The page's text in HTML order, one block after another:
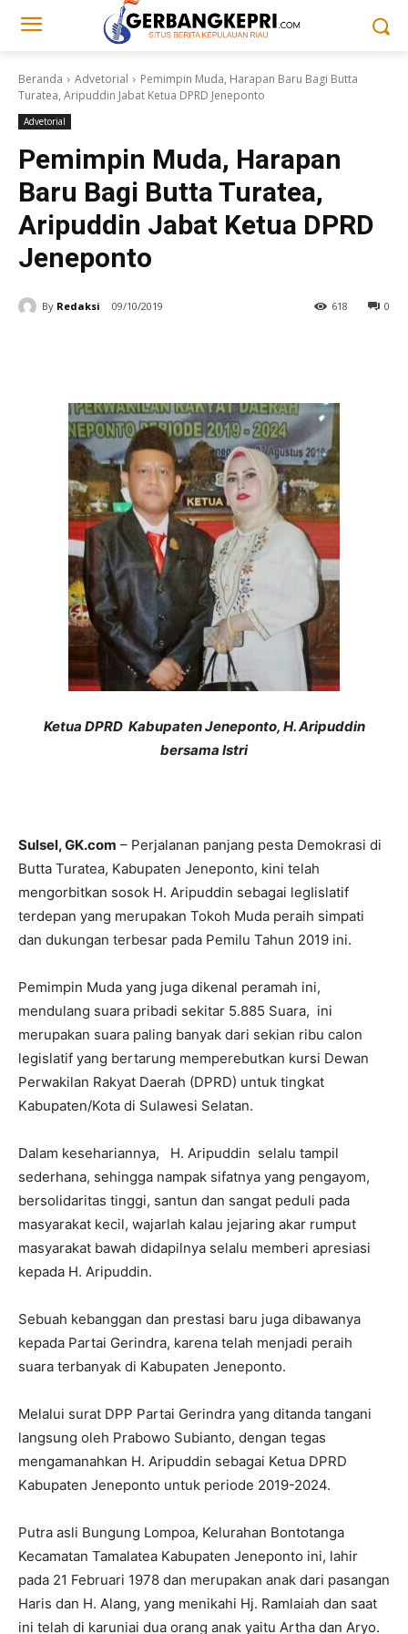
Beranda Advetorial
Pemimpin Muda, Harapan Baru Bagi Butta
Turatea, Aripuddin Jabat Ketua DPRD Jeneponto
Advetorial
Pemimpin Muda, Harapan
Baru Bagi Butta Turatea,
Aripuddin Jabat Ketua DPRD
Jeneponto
By Redaksi 09/10/2019 0
618
Ketua DPRD Kabupaten Jeneponto, H. Aripuddin
bersama Istri
Sulsel, GK.com – Perjalanan panjang pesta Demokrasi di
Butta Turatea, Kabupaten Jeneponto, kini telah
mengorbitkan sosok H. Aripuddin sebagai legIislatif
terdepan yang merupakan Tokoh Muda peraih simpati
dan dukungan terbesar pada Pemilu Tahun 2019 ini.
Pemimpin Muda yang juga dikenal peramah ini,
mendulang suara pribadi sekitar 5.885 Suara, ini
merupakan suara paling banyak dari sekian ribu calon
legislatif yang bertarung memperebutkan kursi Dewan
Perwakilan Rakyat Daerah (DPRD) untuk tingkat
Kabupaten/Kota di Sulawesi Selatan.
Dalam kesehariannya, H. Aripuddin selalu tampil
sederhana, sehingga nampak sifatnya yang pengayom,
bersolidaritas tinggi, santun dan sangat peduli pada
masyarakat kecil, wajarlah kalau jejaring akar rumput
masyarakat bawah didapilnya selalu memberi apresiasi
kepada H. Aripuddin.
Sebuah kebanggan dan prestasi baru juga dibawanya
kepada Partai Gerindra, karena telah menjadi peraih
suara terbanyak di Kabupaten Jeneponto.
Melalui surat DPP Partai Gerindra yang ditanda tangani
langsung oleh Prabowo Subianto, dengan tegas
mengamanahkan H. Aripuddin sebagai Ketua DPRD
Kabupaten Jeneponto untuk periode 2019-2024.
Putra asli Bungung Lompoa, Kelurahan Bontotanga
Kecamatan Tamalatea Kabupaten Jeneponto ini, lahir
pada 21 Februari 1978 dan merupakan anak dari pasangan
Haris dan H. Alang, yang menikahi Hj. Ramlaiah dan saat
ini telah di karuniai dua orang anak yaitu Artha dan Aryo.